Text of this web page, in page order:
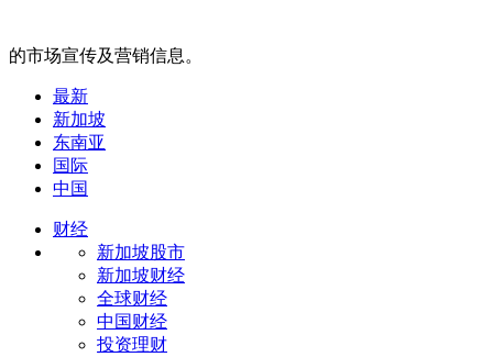
的市场宣传及营销信息。
最新
新加坡
东南亚
国际
中国
财经
新加坡股市
新加坡财经
全球财经
中国财经
投资理财